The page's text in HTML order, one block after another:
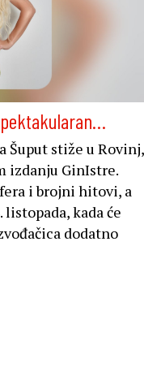
Šuput stiže u Rovinj,
izdanju GinIstre.
i brojni hitovi, a
kada će
dodatno